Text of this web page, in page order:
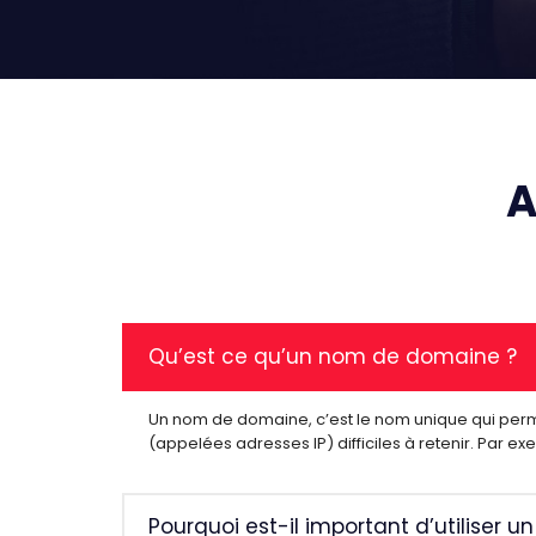
Qu’est ce qu’un nom de domaine ?
Un nom de domaine, c’est le nom unique qui
(appelées adresses IP) difficiles à retenir. Par
Pourquoi est-il important d’utiliser